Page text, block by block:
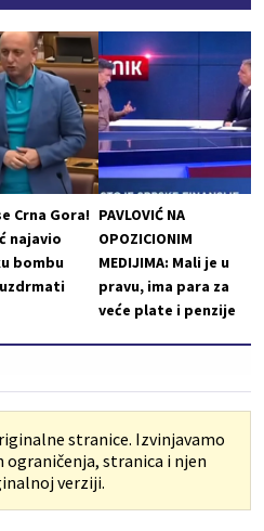
Crna Gora!
najavio
bombu
PAVLOVIĆ NA
OPOZICIONIM
MEDIJIMA: Mali je u
pravu, ima para za
veće plate i penzije
stranice. Izvinjavamo
stranica i njen
verziji.